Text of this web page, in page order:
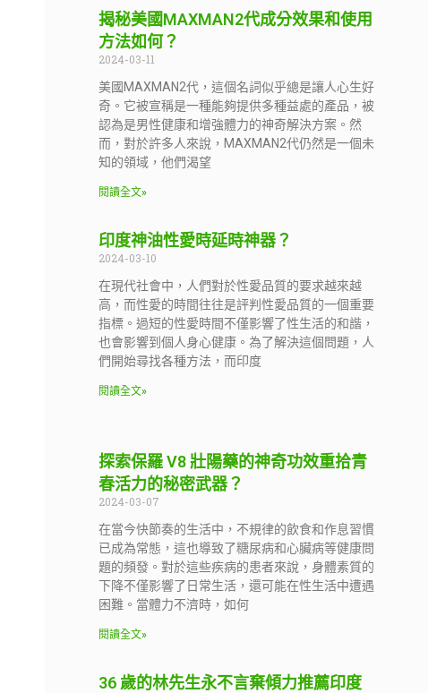
揭秘美國MAXMAN2代成分效果和使用
方法如何？
2024-03-11
美國MAXMAN2代，這個名詞似乎總是讓人心生好
奇。它被宣稱是一種能夠提供多種益處的產品，被
認為是男性健康和增強體力的神奇解決方案。然
而，對於許多人來說，MAXMAN2代仍然是一個未
知的領域，他們渴望
閱讀全文»
印度神油性愛時延時神器？
2024-03-10
在現代社會中，人們對於性愛品質的要求越來越
高，而性愛的時間往往是評判性愛品質的一個重要
指標。過短的性愛時間不僅影響了性生活的和諧，
也會影響到個人身心健康。為了解決這個問題，人
們開始尋找各種方法，而印度
閱讀全文»
探索保羅 V8 壯陽藥的神奇功效重拾青
春活力的秘密武器？
2024-03-07
在當今快節奏的生活中，不規律的飲食和作息習慣
已成為常態，這也導致了糖尿病和心臟病等健康問
題的頻發。對於這些疾病的患者來說，身體素質的
下降不僅影響了日常生活，還可能在性生活中遭遇
困難。當體力不濟時，如何
閱讀全文»
36 歲的林先生永不言棄傾力推薦印度